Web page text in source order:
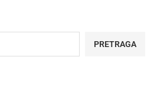
PRETRAGA